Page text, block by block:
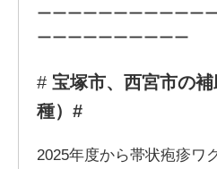
ーーーーーーーーーーー
ーーーーーーーーーー
#宝塚市、西宮市の
種）#
2025年度から帯状疱疹ワ